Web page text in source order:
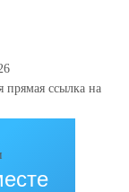
прямая ссылка на